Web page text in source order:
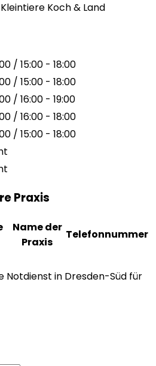
Koch & Land
/ 15:00 - 18:00
/ 15:00 - 18:00
/ 16:00 - 19:00
/ 16:00 - 18:00
/ 15:00 - 18:00
Praxis
Name der
Praxis
Telefonnummer
Notdienst in Dresden-Süd für